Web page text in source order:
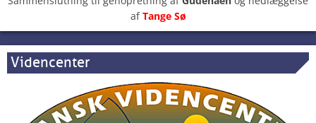
afTange Sø
Videncenter